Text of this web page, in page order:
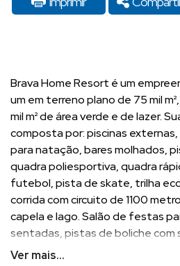
Brava Home Resort é um
um em terreno plano de 75 mil
mil m² de área verde e de lazer.
composta por: piscinas
para natação, bares molhados,
quadra poliesportiva, quadra
futebol, pista de skate, trilha
corrida com circuito de 1100
capela e lago. Salão de festas
sentadas, pistas de boliche
salão para jogos, adega, bistrô,
Ver mais...